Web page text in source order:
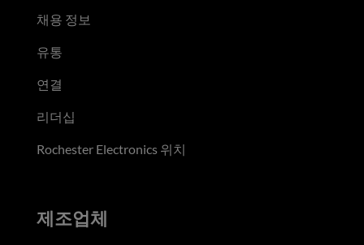
채용 정보
유통
연결
리더십
Rochester Electronics 위치
제조업체